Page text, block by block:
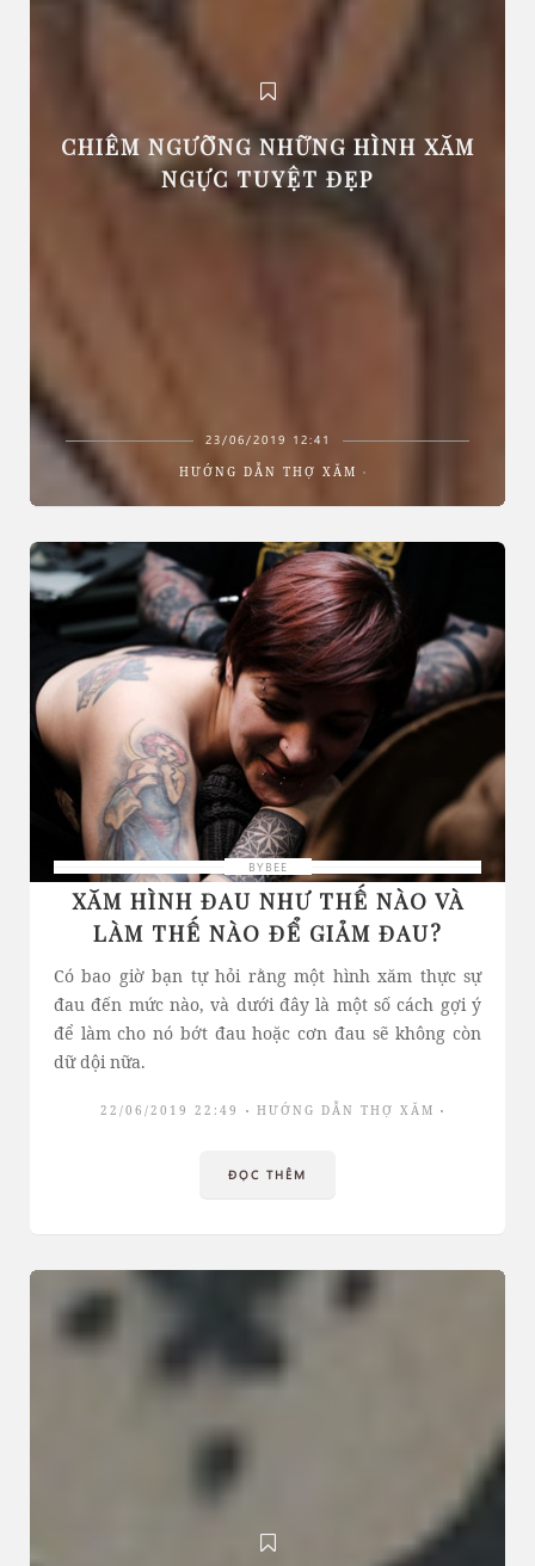
CHIÊM NGƯỠNG NHỮNG HÌNH XĂM
NGỰC TUYỆT ĐẸP
23/06/2019 12:41
HƯỚNG DẪN THỢ XĂM
BYBEE
XĂM HÌNH ĐAU NHƯ THẾ NÀO VÀ
LÀM THẾ NÀO ĐỂ GIẢM ĐAU?
Có bao giờ bạn tự hỏi rằng một hình xăm thực sự
đau đến mức nào, và dưới đây là một số cách gợi ý
để làm cho nó bớt đau hoặc cơn đau sẽ không còn
dữ dội nữa.
22/06/2019 22:49 HƯỚNG DẪN THỢ XĂM
ĐỌC THÊM